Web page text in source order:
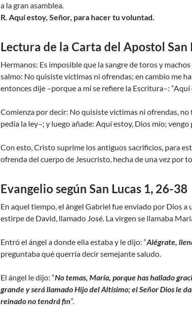
a la gran asamblea.
R. Aquí estoy, Señor, para hacer tu voluntad.
Lectura de la Carta del Apostol
Hermanos: Es imposible que la sangre de toros y
salmo: No quisiste víctimas ni ofrendas; en cambio me
entonces dije –porque a mí se refiere la Escritura–:
Comienza por decir: No quisiste víctimas ni ofrendas,
pedía la ley–; y luego añade: Aquí estoy, Dios mío;
Con esto, Cristo suprime los antiguos sacrificios, para
ofrenda del cuerpo de Jesucristo, hecha de una vez por
Evangelio según San Lucas 1, 26-38
En aquel tiempo, el ángel Gabriel fue enviado por Dios
estirpe de David, llamado José. La virgen se llamaba
Entró el ángel a donde ella estaba y le dijo: “Alégrate,
preguntaba qué querría decir semejante saludo.
El ángel le dijo: “No temas, María, porque has hallado
grande y será llamado Hijo del Altísimo; el Señor Dios le
reinado no tendrá fin”.